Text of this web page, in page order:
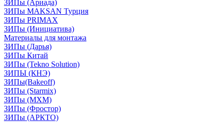
ЗИПы (Ариада)
ЗИПы MAKSAN Турция
ЗИПы PRIMAX
ЗИПы (Инициатива)
Материалы для монтажа
ЗИПы (Дарья)
ЗИПы Китай
ЗИПы (Tekno Solution)
ЗИПЫ (КНЭ)
ЗИПы(Bakeoff)
ЗИПы (Starmix)
ЗИПы (МХМ)
ЗИПы (Фростор)
ЗИПы (АРКТО)